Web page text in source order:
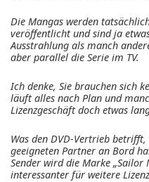
Die Mangas werden
veröffentlicht und sind ja
Ausstrahlung als manch
aber parallel die Serie im TV.
Ich denke, Sie brauchen sich
läuft alles nach Plan und
Lizenzgeschäft doch etwas
Was den DVD-Vertrieb
geeigneten Partner an Bord
Sender wird die Marke „Sailor
interessanter für weitere